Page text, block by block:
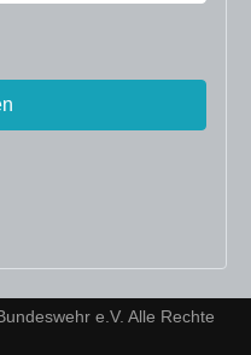
e.V. Alle Rechte